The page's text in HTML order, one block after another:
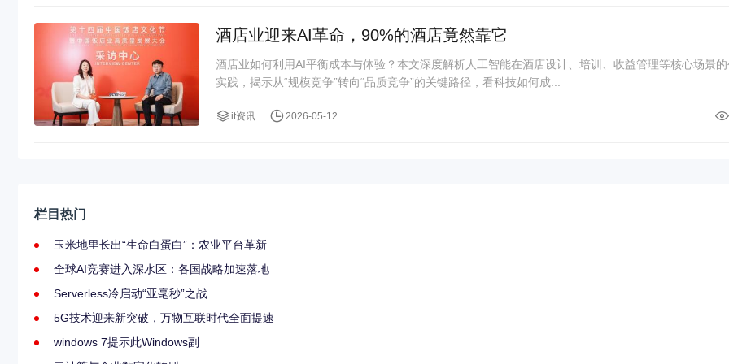
酒店业迎来AI革命，90%的酒店竟然靠它
酒店业如何利用AI平衡成本与体验？本文深度解析人工智能在酒店设计、培训、收益管理等核心场景
实践，揭示从“规模竞争”转向“品质竞争”的关键路径，看科技如何成...
it资讯 2026-05-12
栏目热门
玉米地里长出“生命白蛋白”：农业平台革新
全球AI竞赛进入深水区：各国战略加速落地
Serverless冷启动“亚毫秒”之战
5G技术迎来新突破，万物互联时代全面提速
windows 7提示此Windows副